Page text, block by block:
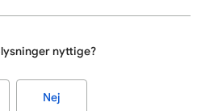
nyttige?
Nej